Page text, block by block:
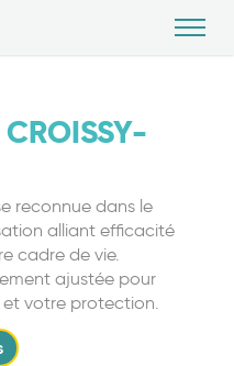
CROISSY-
reconnue dans le
alliant efficacité
cadre de vie.
ajustée pour
et votre protection.